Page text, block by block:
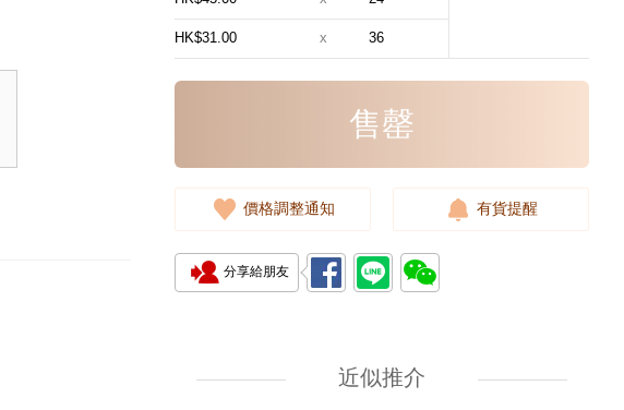
HK$31.00 x 36
售罄
價格調整通知 有貨提醒
分享給朋友
近似推介
1,180.00
880.00